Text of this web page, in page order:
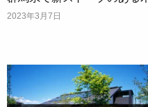
2023年3月7日